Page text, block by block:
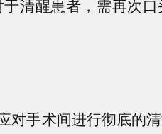
清醒患者，需再次
手术间进行彻底的清